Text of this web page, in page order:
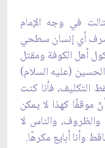
في وجه الإمام
أي إنسان سطحي
أهل الكوفة ومقتل
(عليه السلام)
التكليف، فأنا كنت
موقفًا كهذا لا يمكن
والناس لا
وأنا أبايع مكرهًا.